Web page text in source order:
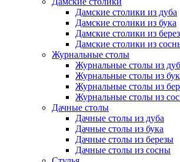
Дамские столики из дуба
Дамские столики из бука
Дамские столики из
Дамские столики из
Журнальные столы
Журнальные столы из
Журнальные столы из
Журнальные столы из
Журнальные столы из
Дачные столы
Дачные столы из дуба
Дачные столы из бука
Дачные столы из березы
Дачные столы из сосны